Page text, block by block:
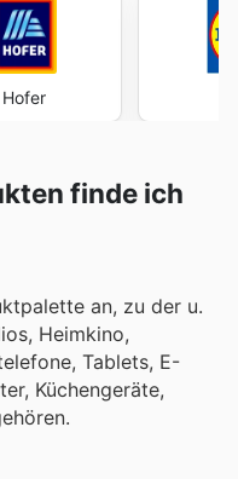
Hofer
finde ich
an, zu der u.
Heimkino,
Tablets, E-
Küchengeräte,